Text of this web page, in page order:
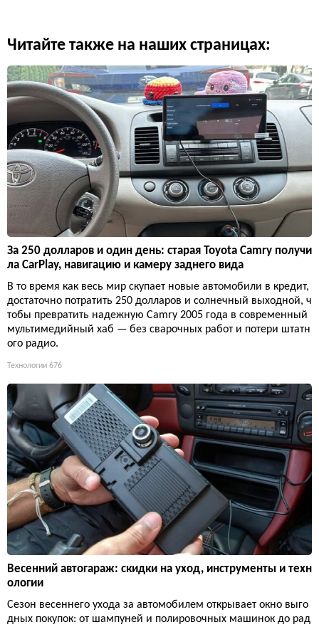
Читайте также на наших страницах:
За 250 долларов и один день: старая Toyota Camry получи
ла CarPlay, навигацию и камеру заднего вида
В то время как весь мир скупает новые автомобили в кредит,
достаточно потратить 250 долларов и солнечный выходной, ч
тобы превратить надежную Camry 2005 года в современный
мультимедийный хаб — без сварочных работ и потери штатн
ого радио.
Технологии 676
Весенний автогараж: скидки на уход, инструменты и техн
ологии
Сезон весеннего ухода за автомобилем открывает окно выго
дных покупок: от шампуней и полировочных машинок до рад